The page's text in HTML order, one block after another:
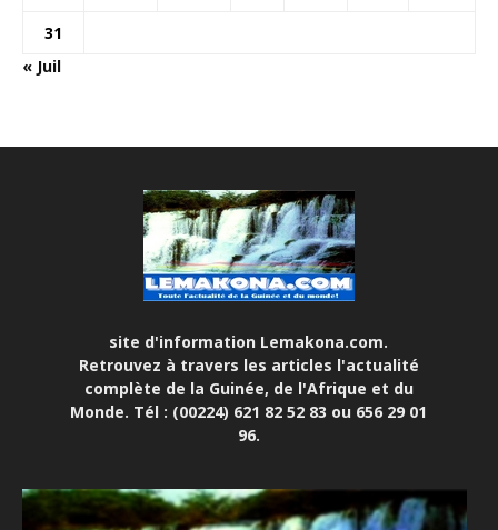
31
« Juil
site d'information Lemakona.com.
Retrouvez à travers les articles l'actualité
complète de la Guinée, de l'Afrique et du
Monde. Tél : (00224) 621 82 52 83 ou 656 29 01
96.